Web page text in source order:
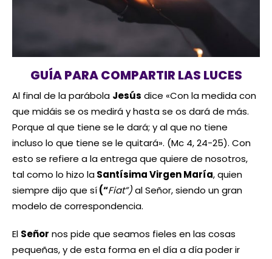
GUÍA PARA COMPARTIR LAS LUCES
Al final de la parábola Jesús dice «Con la medida con
que midáis se os medirá y hasta se os dará de más.
Porque al que tiene se le dará; y al que no tiene
incluso lo que tiene se le quitará». (Mc 4, 24-25). Con
esto se refiere a la entrega que quiere de nosotros,
tal como lo hizo laSantísima Virgen María, quien
siempre dijo que sí(“Fiat”)al Señor, siendo un gran
modelo de correspondencia.
El Señor nos pide que seamos fieles en las cosas
pequeñas, y de esta forma en el día a día poder ir